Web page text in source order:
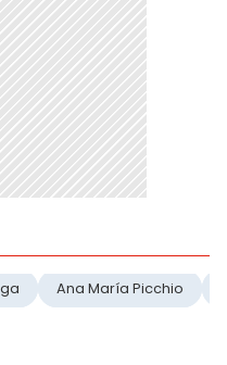
Ana María Picchio